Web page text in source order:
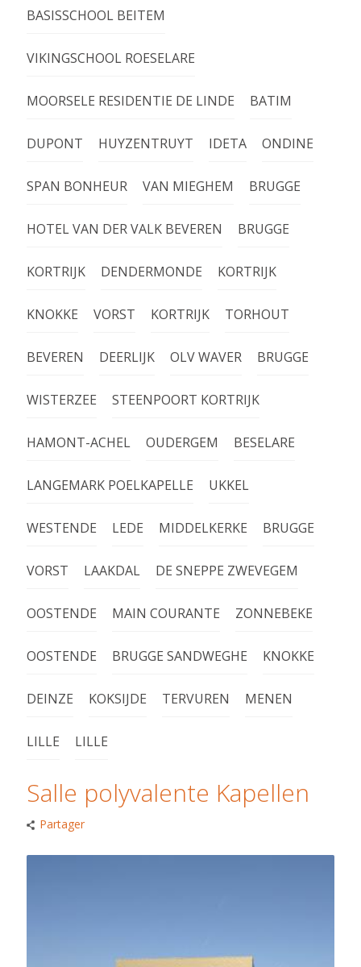
BASISSCHOOL BEITEM
VIKINGSCHOOL ROESELARE
MOORSELE RESIDENTIE DE LINDE BATIM
DUPONT HUYZENTRUYT IDETA ONDINE
SPAN BONHEUR VAN MIEGHEM BRUGGE
HOTEL VAN DER VALK BEVEREN BRUGGE
KORTRIJK DENDERMONDE KORTRIJK
KNOKKE VORST KORTRIJK TORHOUT
BEVEREN DEERLIJK OLV WAVER BRUGGE
WISTERZEE STEENPOORT KORTRIJK
HAMONT-ACHEL OUDERGEM BESELARE
LANGEMARK POELKAPELLE UKKEL
WESTENDE LEDE MIDDELKERKE BRUGGE
VORST LAAKDAL DE SNEPPE ZWEVEGEM
OOSTENDE MAIN COURANTE ZONNEBEKE
OOSTENDE BRUGGE SANDWEGHE KNOKKE
DEINZE KOKSIJDE TERVUREN MENEN
LILLE LILLE
Salle polyvalente Kapellen
Partager